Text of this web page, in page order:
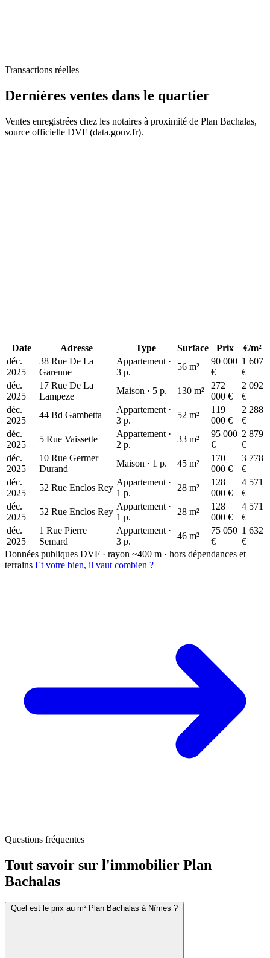
Transactions réelles
Dernières ventes dans le quartier
Ventes enregistrées chez les notaires à proximité de Plan Bachalas,
source officielle DVF (data.gouv.fr).
Date Adresse Type Surface Prix
€/m²
déc.
2025
38 Rue De La
Garenne
Appartement ·
3 p.
56 m²
90 000
€
1 607
€
déc.
2025
17 Rue De La
Lampeze
Maison · 5 p. 130 m²
272
000 €
2 092
€
déc.
2025
44 Bd Gambetta
Appartement ·
3 p.
52 m²
119
000 €
2 288
€
déc.
2025
5 Rue Vaissette
Appartement ·
2 p.
33 m²
95 000
€
2 879
€
déc.
2025
10 Rue Germer
Durand
Maison · 1 p. 45 m²
170
000 €
3 778
€
déc.
2025
52 Rue Enclos Rey
Appartement ·
1 p.
28 m²
128
000 €
4 571
€
déc.
2025
52 Rue Enclos Rey
Appartement ·
1 p.
28 m²
128
000 €
4 571
€
déc.
2025
1 Rue Pierre
Semard
Appartement ·
3 p.
46 m²
75 050
€
1 632
€
Données publiques DVF · rayon ~400 m · hors dépendances et
terrains Et votre bien, il vaut combien ?
Questions fréquentes
Tout savoir sur l'immobilier Plan
Bachalas
Quel est le prix au m² Plan Bachalas à Nîmes ?